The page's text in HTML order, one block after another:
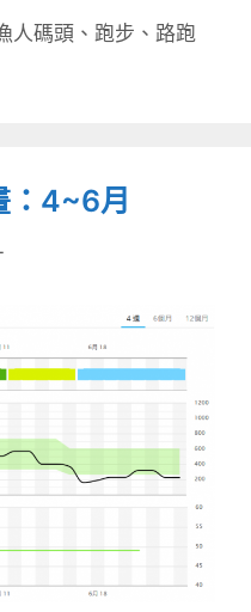
人碼頭 、 跑步 、 路跑
：4~6月